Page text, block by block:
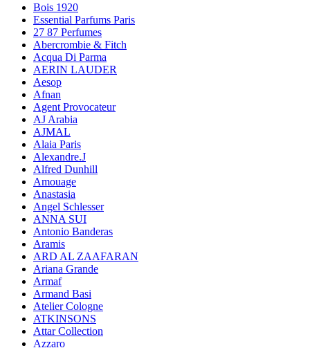
Bois 1920
Essential Parfums Paris
27 87 Perfumes
Abercrombie & Fitch
Acqua Di Parma
AERIN LAUDER
Aesop
Afnan
Agent Provocateur
AJ Arabia
AJMAL
Alaia Paris
Alexandre.J
Alfred Dunhill
Amouage
Anastasia
Angel Schlesser
ANNA SUI
Antonio Banderas
Aramis
ARD AL ZAAFARAN
Ariana Grande
Armaf
Armand Basi
Atelier Cologne
ATKINSONS
Attar Collection
Azzaro